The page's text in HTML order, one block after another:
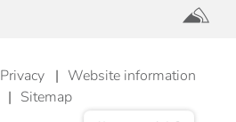
Privacy
Website information
Sitemap